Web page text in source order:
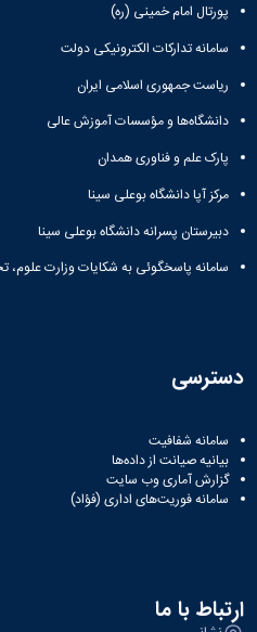
پورتال امام خمینی (ره)
سامانه تدارکات الکترونیکی دولت
ریاست جمهوری اسلامی ایران
دانشگاه‌ها و مؤسسات آموزش عالی
پارک علم و فناوری همدان
مرکز آپا دانشگاه بوعلی سینا
دبیرستان پسرانه دانشگاه بوعلی سینا
سامانه پاسخگوئی به شکایات وزارت علوم،
دسترسی
سامانه شفافیت
بیانیه صیانت از داده‌ها
گزارش آماری وب‌ سایت
سامانه فوریت‌های اداری (فؤاد)
ارتباط با ما